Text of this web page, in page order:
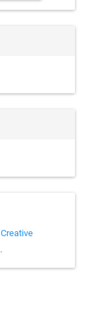
Creative
.